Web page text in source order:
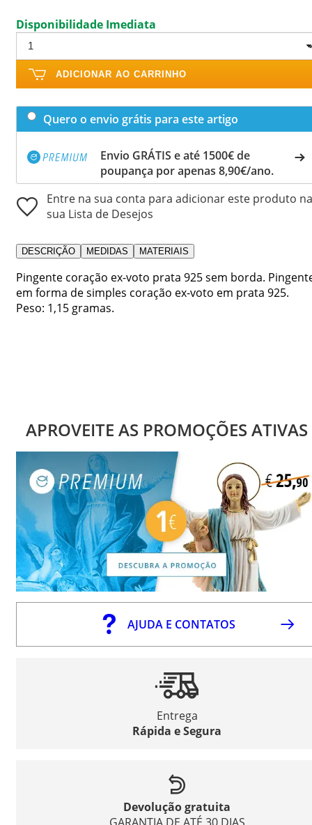
Disponibilidade Imediata
ADICIONAR AO CARRINHO
Quero o envio grátis para este artigo
Envio GRÁTIS e até 1500€ de
poupança por apenas 8,90€/ano.
Entre na sua conta para adicionar este produto na
sua Lista de Desejos
DESCRIÇÃO MEDIDAS MATERIAIS
Pingente coração ex-voto prata 925 sem borda.
em forma de simples coração ex-voto em prata 925.
Peso: 1,15 gramas.
APROVEITE AS PROMOÇÕES ATIVAS
AJUDA E CONTATOS
Entrega
Rápida e Segura
Devolução gratuita